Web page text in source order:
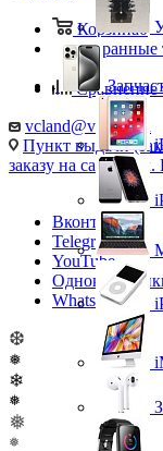
Корзина0
Избранные
Сравнение
vcland@vcland.ru
Пункт выдачи
заказу на сайте),
Вконтакте
Telegram
YouTube
WhatsApp
❆
❅
❄
❅
❅
❅